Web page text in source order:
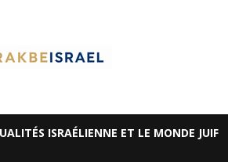
ISRAÉLIENNE ET LE MONDE JUIF